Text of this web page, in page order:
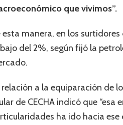
que vivimos”.
esta manera, en los
del 2%, según fijó la
relación a la equiparación de
de CECHA indicó que
ha ido hacia ese